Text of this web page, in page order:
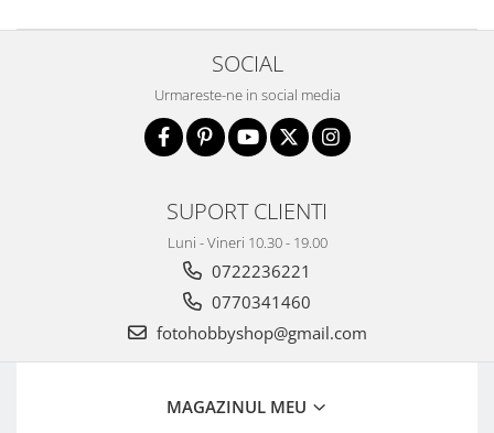
Biobiective
Aparate foto de colectie , Stereo
Aparate foto de colectie -
Accesorii pt. aparate foto de
Aparate de colectie de tip Box-
Reviste, carti si software
Aparate foto SECOND HAND
Aparate foto Mirrorless (SH)
SOCIAL
Urmareste-ne in social media
SUPORT CLIENTI
Luni - Vineri 10.30 - 19.00
0722236221
0770341460
fotohobbyshop@gmail.com
MAGAZINUL MEU